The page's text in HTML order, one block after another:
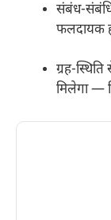
संबंध-
फलदायक
ग्रह-
मिलेगा —